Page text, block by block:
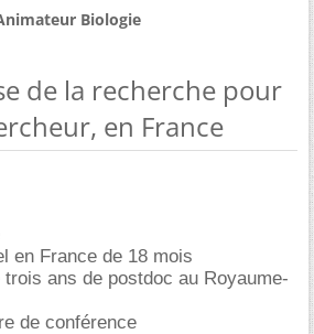
Biologie
de la recherche pour
en France
en France de 18 mois
ans de postdoc au Royaume-
de conférence